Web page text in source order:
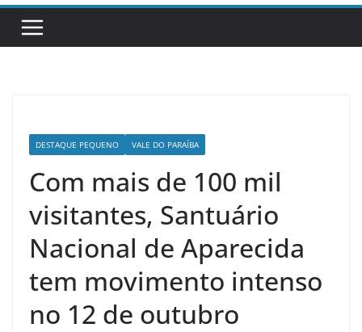
DESTAQUE PEQUENO VALE DO PARAÍBA
Com mais de 100 mil
visitantes, Santuário
Nacional de Aparecida
tem movimento intenso
no 12 de outubro